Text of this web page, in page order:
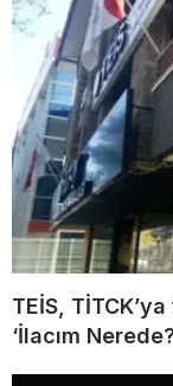
TEİS,
‘İlacım